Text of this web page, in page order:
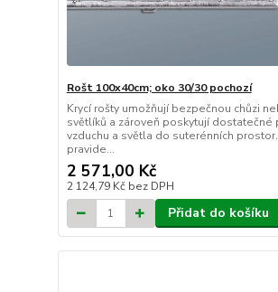
Rošt 100x40cm; oko 30/30 pochozí
Krycí rošty umožňují bezpečnou chůzi
světlíků a zároveň poskytují dostatečné
vzduchu a světla do suterénních
pravide...
2 571,00 Kč
2 124,79 Kč bez DPH
Přidat do košíku